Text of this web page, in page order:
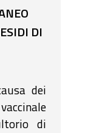
DI
dei
di